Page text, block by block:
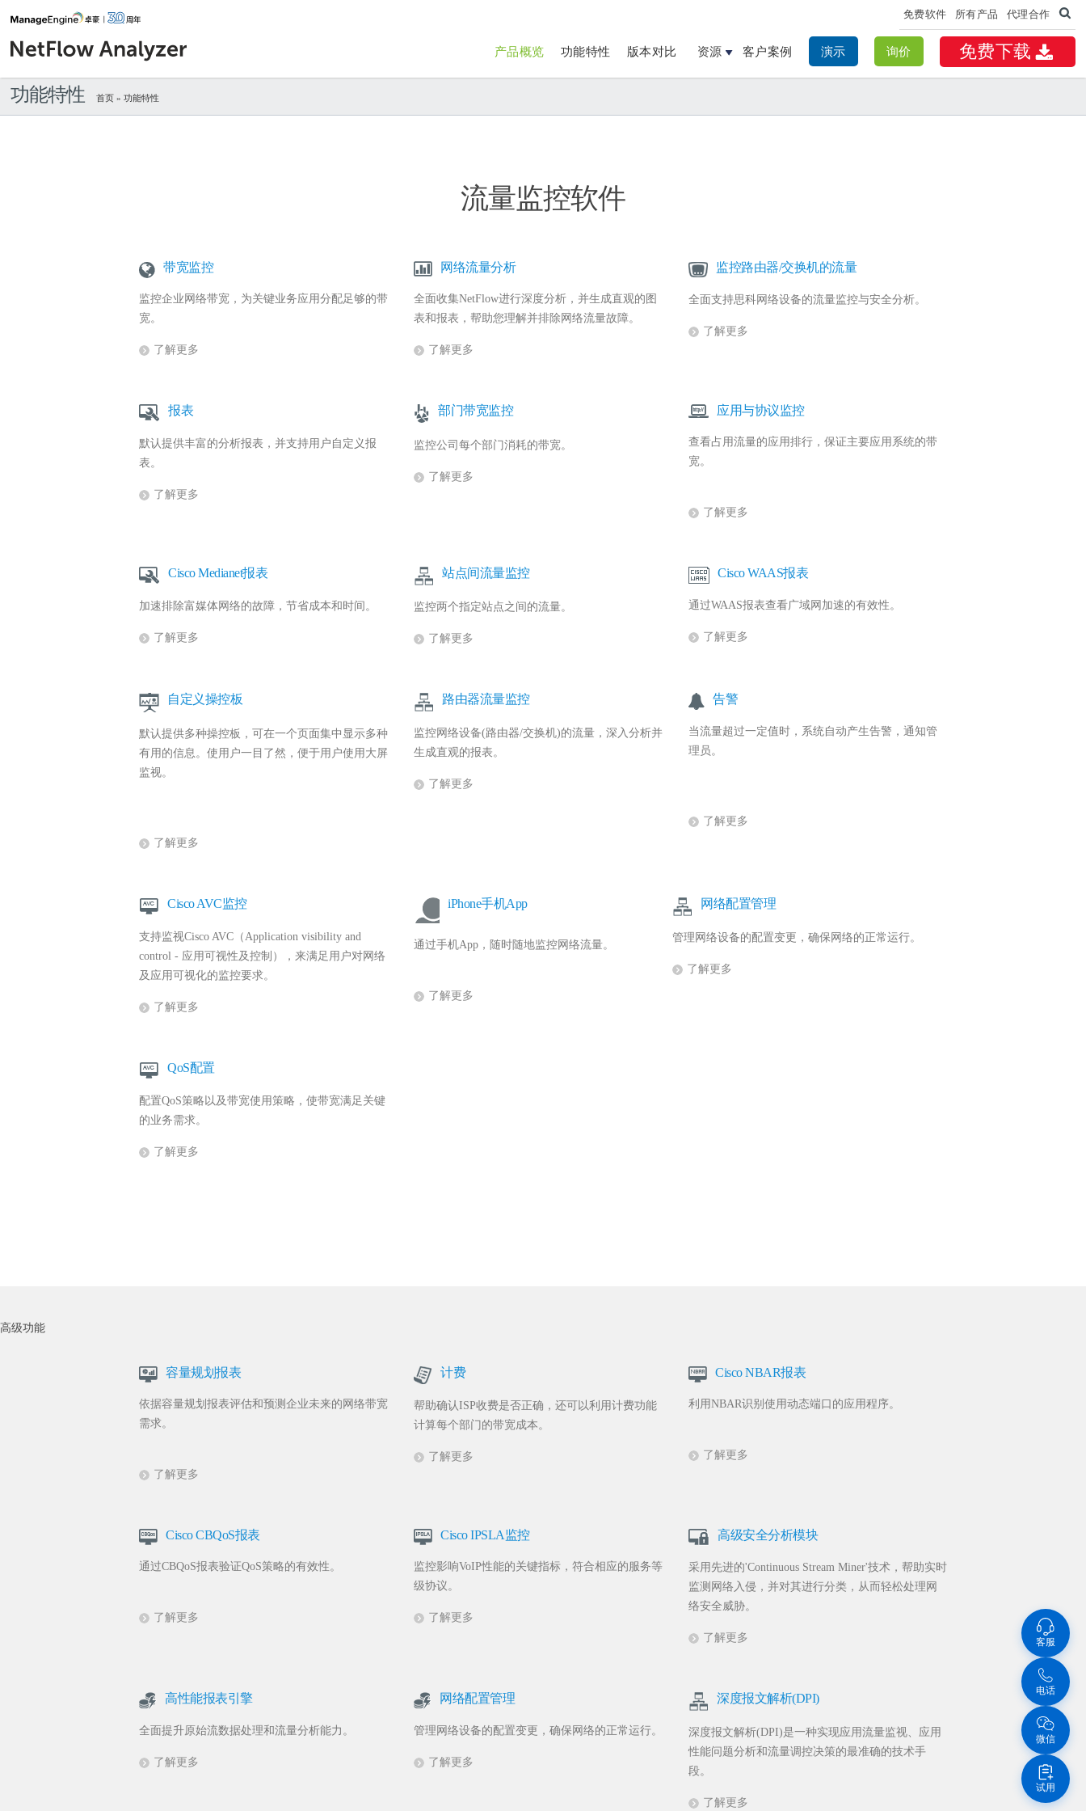
免费软件 所有产品 代理合作
免费下载
产品概览 功能特性 版本对比 资源 客户案例 演示 询价
功能特性 首页 » 功能特性
流量监控软件
带宽监控
监控企业网络带宽，为关键业务应用分配足够的带
宽。
了解更多
网络流量分析
全面收集NetFlow进行深度分析，并生成直观的图
表和报表，帮助您理解并排除网络流量故障。
了解更多
监控路由器/交换机的流量
全面支持思科网络设备的流量监控与安全分析。
了解更多
报表
默认提供丰富的分析报表，并支持用户自定义报
表。
了解更多
部门带宽监控
监控公司每个部门消耗的带宽。
了解更多
应用与协议监控
查看占用流量的应用排行，保证主要应用系统的带
宽。
了解更多
Cisco Medianet报表
加速排除富媒体网络的故障，节省成本和时间。
了解更多
站点间流量监控
监控两个指定站点之间的流量。
了解更多
Cisco WAAS报表
通过WAAS报表查看广域网加速的有效性。
了解更多
自定义操控板
默认提供多种操控板，可在一个页面集中显示多种
有用的信息。使用户一目了然，便于用户使用大屏
监视。
了解更多
路由器流量监控
监控网络设备(路由器/交换机)的流量，深入分析并
生成直观的报表。
了解更多
告警
当流量超过一定值时，系统自动产生告警，通知管
理员。
了解更多
Cisco AVC监控
支持监视Cisco AVC（Application visibility and
control - 应用可视性及控制），来满足用户对网络
及应用可视化的监控要求。
了解更多
iPhone手机App
通过手机App，随时随地监控网络流量。
了解更多
网络配置管理
管理网络设备的配置变更，确保网络的正常运行。
了解更多
QoS配置
配置QoS策略以及带宽使用策略，使带宽满足关键
的业务需求。
了解更多
高级功能
容量规划报表
依据容量规划报表评估和预测企业未来的网络带宽
需求。
了解更多
计费
帮助确认ISP收费是否正确，还可以利用计费功能
计算每个部门的带宽成本。
了解更多
Cisco NBAR报表
利用NBAR识别使用动态端口的应用程序。
了解更多
Cisco CBQoS报表
通过CBQoS报表验证QoS策略的有效性。
了解更多
Cisco IPSLA监控
监控影响VoIP性能的关键指标，符合相应的服务等
级协议。
了解更多
高级安全分析模块
采用先进的'Continuous Stream Miner'技术，帮助实时
监测网络入侵，并对其进行分类，从而轻松处理网
络安全威胁。
了解更多
高性能报表引擎
全面提升原始流数据处理和流量分析能力。
了解更多
网络配置管理
管理网络设备的配置变更，确保网络的正常运行。
了解更多
深度报文解析(DPI)
深度报文解析(DPI)是一种实现应用流量监视、应用
性能问题分析和流量调控决策的最准确的技术手
段。
了解更多
客服
电话
微信
试用